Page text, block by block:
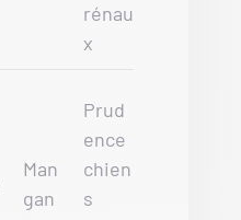
rénau
x
Man
gan
Prud
ence
chien
s